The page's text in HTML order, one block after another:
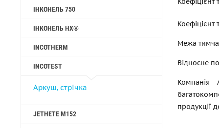
ІНКОНЕЛЬ 750
ІНКОНЕЛЬ HX®
INCOTHERM
INCOTEST
Аркуш, стрічка
JETHETE M152
Межа
Відносне
Компанія
продукції